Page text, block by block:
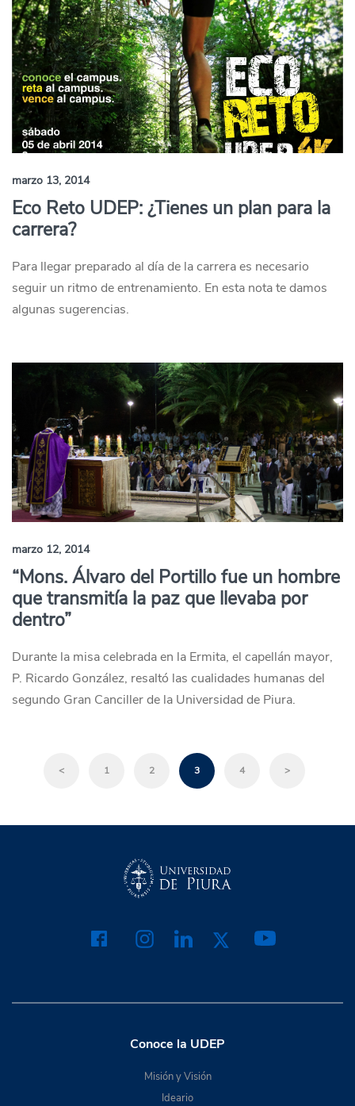
marzo 13, 2014
Eco Reto UDEP: ¿Tienes un plan para la
carrera?
Para llegar preparado al día de la carrera es necesario
seguir un ritmo de entrenamiento. En esta nota te damos
algunas sugerencias.
marzo 12, 2014
“Mons. Álvaro del Portillo fue un hombre
que transmitía la paz que llevaba por
dentro”
Durante la misa celebrada en la Ermita, el capellán mayor,
P. Ricardo González, resaltó las cualidades humanas del
segundo Gran Canciller de la Universidad de Piura.
< 1 2 3 4 >
Conoce la UDEP
Misión y Visión
Ideario